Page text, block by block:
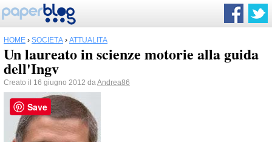
HOME › SOCIETÀ › ATTUALITÀ
Un laureato in scienze motorie alla guida
dell'Ingv
Creato il 16 giugno 2012 daAndrea86
Save